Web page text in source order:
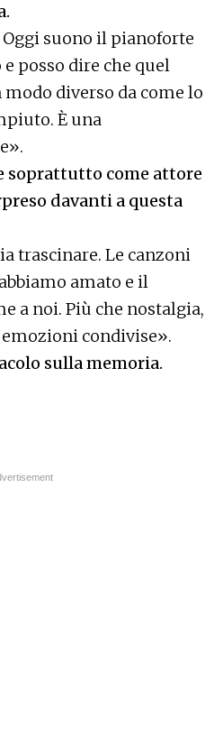
suono il pianoforte
posso dire che quel
modo diverso da come lo
È una
soprattutto come attore
davanti a questa
trascinare. Le canzoni
amato e il
a noi. Più che nostalgia,
emozioni condivise».
sulla memoria.